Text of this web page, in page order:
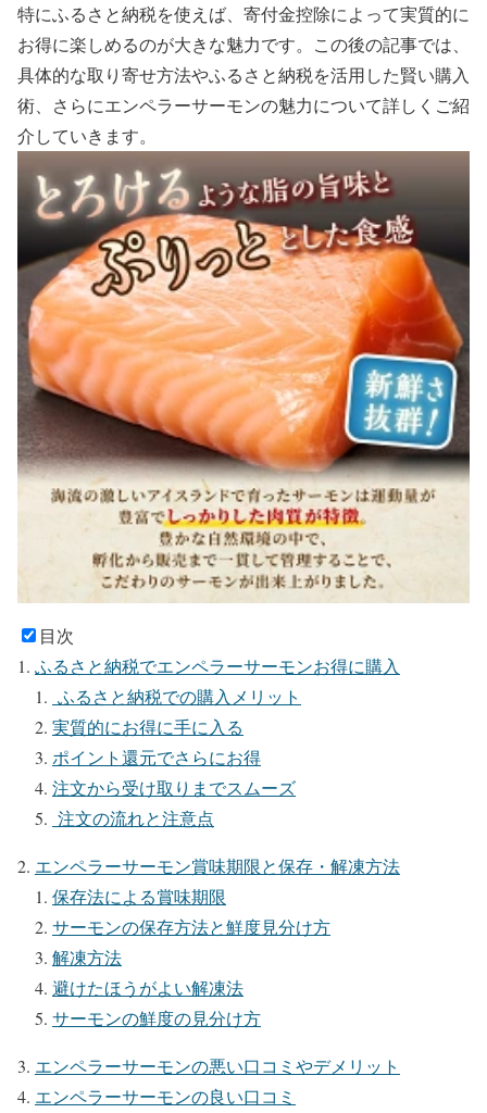
特にふるさと納税を使えば、寄付金控除によって実質的に
お得に楽しめるのが大きな魅力です。この後の記事では、
具体的な取り寄せ方法やふるさと納税を活用した賢い購入
術、さらにエンペラーサーモンの魅力について詳しくご紹
介していきます。
目次
ふるさと納税でエンペラーサーモンお得に購入
ふるさと納税での購入メリット
実質的にお得に手に入る
ポイント還元でさらにお得
注文から受け取りまでスムーズ
注文の流れと注意点
エンペラーサーモン賞味期限と保存・解凍方法
保存法による賞味期限
サーモンの保存方法と鮮度見分け方
解凍方法
避けたほうがよい解凍法
サーモンの鮮度の見分け方
エンペラーサーモンの悪い口コミやデメリット
エンペラーサーモンの良い口コミ